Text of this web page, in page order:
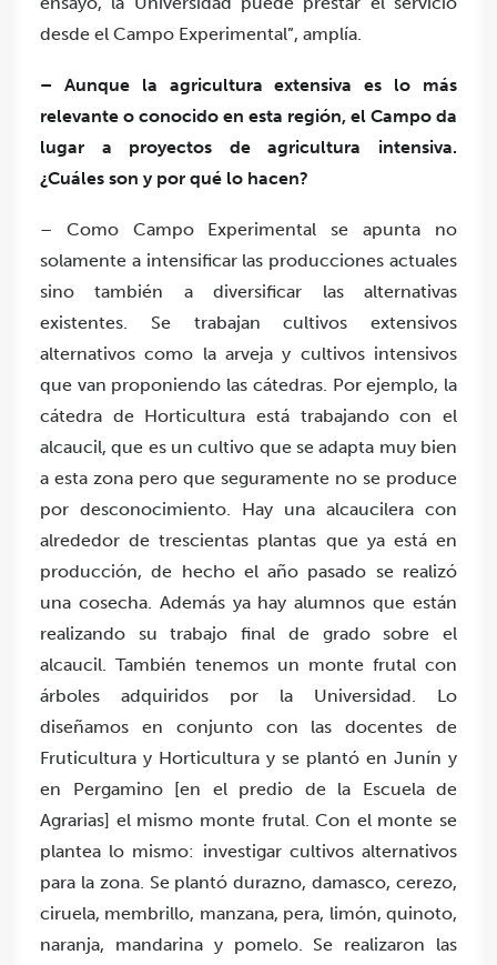
desde el Campo Experimental”, amplía.
– Aunque la agricultura extensiva es lo más
relevante o conocido en esta región, el Campo da
lugar a proyectos de agricultura intensiva.
¿Cuáles son y por qué lo hacen?
– Como Campo Experimental se apunta no
solamente a intensificar las producciones actuales
sino también a diversificar las alternativas
existentes. Se trabajan cultivos extensivos
alternativos como la arveja y cultivos intensivos
que van proponiendo las cátedras. Por ejemplo, la
cátedra de Horticultura está trabajando con el
alcaucil, que es un cultivo que se adapta muy bien
a esta zona pero que seguramente no se produce
por desconocimiento. Hay una alcaucilera con
alrededor de trescientas plantas que ya está en
producción, de hecho el año pasado se realizó
una cosecha. Además ya hay alumnos que están
realizando su trabajo final de grado sobre el
alcaucil. También tenemos un monte frutal con
árboles adquiridos por la Universidad. Lo
diseñamos en conjunto con las docentes de
Fruticultura y Horticultura y se plantó en Junín y
en Pergamino [en el predio de la Escuela de
Agrarias] el mismo monte frutal. Con el monte se
plantea lo mismo: investigar cultivos alternativos
para la zona. Se plantó durazno, damasco, cerezo,
ciruela, membrillo, manzana, pera, limón, quinoto,
naranja, mandarina y pomelo. Se realizaron las